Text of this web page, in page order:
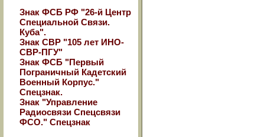
Знак ФСБ РФ "26-й Центр
Специальной Связи.
Куба".
Знак СВР "105 лет ИНО-
СВР-ПГУ"
Знак ФСБ "Первый
Пограничный Кадетский
Военный Корпус."
Спецзнак.
Знак "Управление
Радиосвязи Спецсвязи
ФСО." Спецзнак